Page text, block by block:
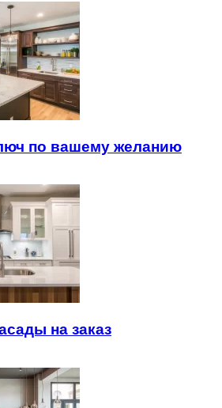
по вашему желанию
на заказ